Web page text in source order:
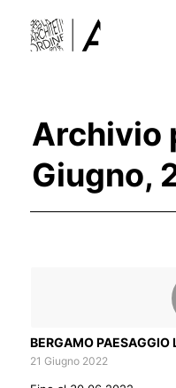
Archivio
Giugno,
BERGAMO PAESAGGIO
21 Giugno 2022